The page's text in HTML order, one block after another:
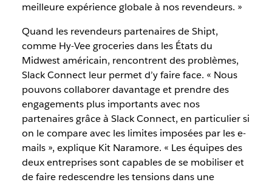
meilleure expérience globale à nos revendeurs. »
Quand les revendeurs partenaires de Shipt,
comme Hy-Vee groceries dans les États du
Midwest américain, rencontrent des problèmes,
Slack Connect leur permet d’y faire face. « Nous
pouvons collaborer davantage et prendre des
engagements plus importants avec nos
partenaires grâce à Slack Connect, en particulier si
on le compare avec les limites imposées par les e-
mails », explique Kit Naramore. « Les équipes des
deux entreprises sont capables de se mobiliser et
de faire redescendre les tensions dans une